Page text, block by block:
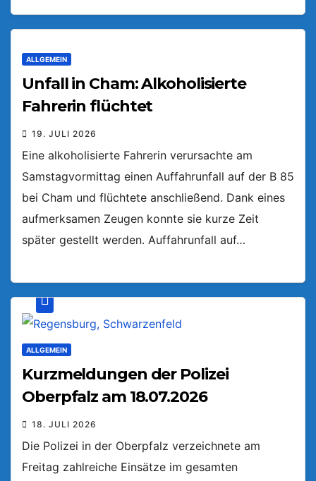
ALLGEMEIN
Unfall in Cham: Alkoholisierte
Fahrerin flüchtet
19. JULI 2026
Eine alkoholisierte Fahrerin verursachte am
Samstagvormittag einen Auffahrunfall auf der B 85
bei Cham und flüchtete anschließend. Dank eines
aufmerksamen Zeugen konnte sie kurze Zeit
später gestellt werden. Auffahrunfall auf…
ALLGEMEIN
Kurzmeldungen der Polizei
Oberpfalz am 18.07.2026
18. JULI 2026
Die Polizei in der Oberpfalz verzeichnete am
Freitag zahlreiche Einsätze im gesamten